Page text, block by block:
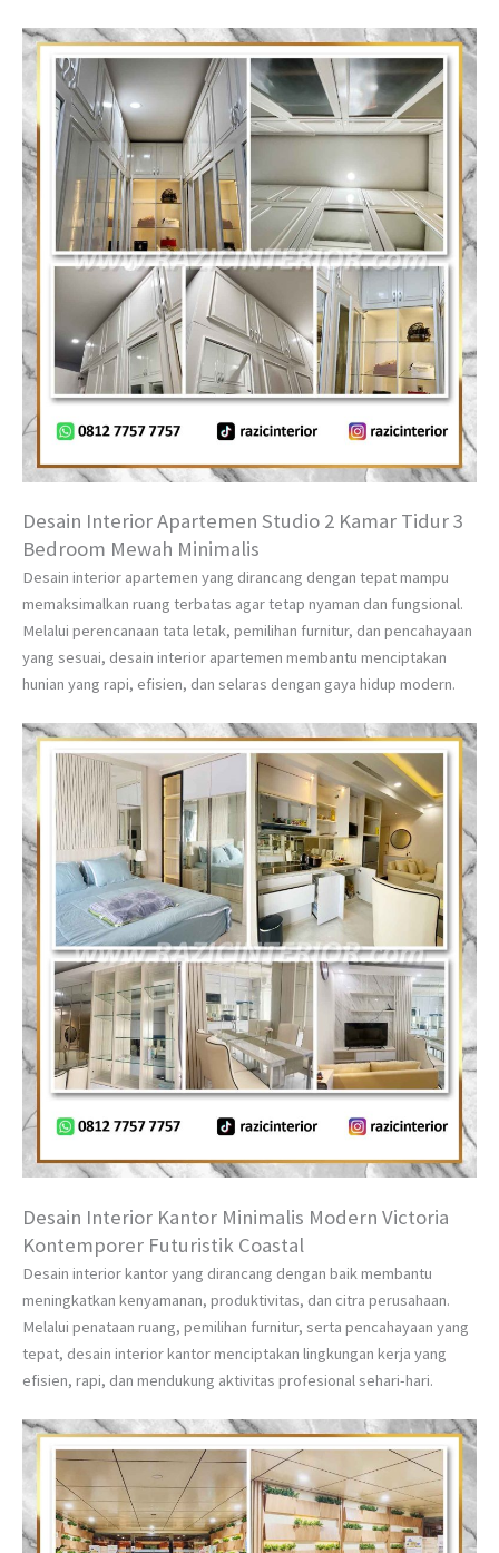
Desain Interior Apartemen Studio 2 Kamar Tidur 3
Bedroom Mewah Minimalis
Desain interior apartemen yang dirancang dengan tepat mampu
memaksimalkan ruang terbatas agar tetap nyaman dan fungsional.
Melalui perencanaan tata letak, pemilihan furnitur, dan pencahayaan
yang sesuai, desain interior apartemen membantu menciptakan
hunian yang rapi, efisien, dan selaras dengan gaya hidup modern.
Desain Interior Kantor Minimalis Modern Victoria
Kontemporer Futuristik Coastal
Desain interior kantor yang dirancang dengan baik membantu
meningkatkan kenyamanan, produktivitas, dan citra perusahaan.
Melalui penataan ruang, pemilihan furnitur, serta pencahayaan yang
tepat, desain interior kantor menciptakan lingkungan kerja yang
efisien, rapi, dan mendukung aktivitas profesional sehari-hari.